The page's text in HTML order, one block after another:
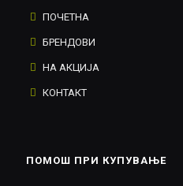
ПОЧЕТНА
БРЕНДОВИ
НА АКЦИЈА
КОНТАКТ
ПОМОШ ПРИ КУПУВАЊЕ